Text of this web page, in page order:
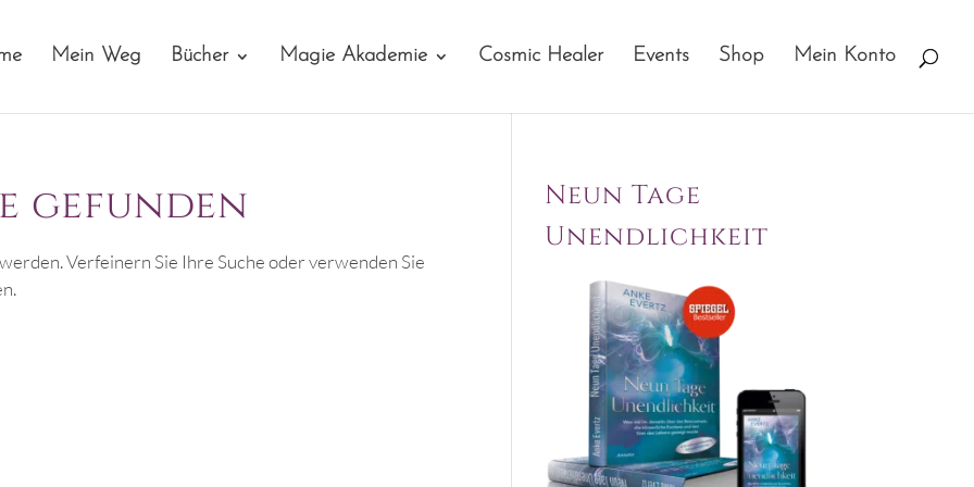
Mein Weg Bücher Magie Akademie Cosmic Healer Events Shop Mein Konto
gefunden
Verfeinern Sie Ihre Suche oder verwenden Sie
Neun Tage
Unendlichkeit